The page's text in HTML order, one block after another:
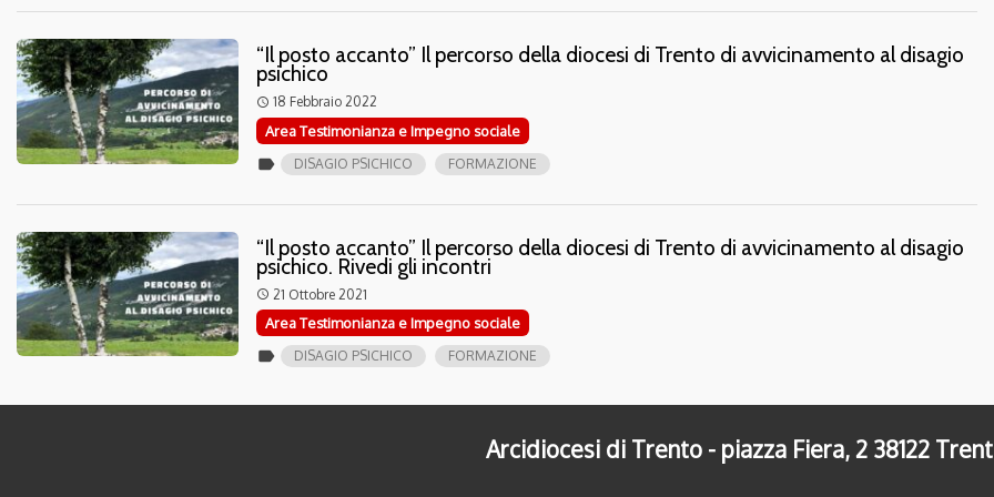
“Il posto accanto” Il percorso della diocesi di Trento di avvicinamento al disagio
psichico
access_time 18 Febbraio 2022
Area Testimonianza e Impegno sociale
label DISAGIO PSICHICO FORMAZIONE
“Il posto accanto” Il percorso della diocesi di Trento di avvicinamento al disagio
psichico. Rivedi gli incontri
access_time 21 Ottobre 2021
Area Testimonianza e Impegno sociale
label DISAGIO PSICHICO FORMAZIONE
Arcidiocesi di Trento - piazza Fiera, 2 38122